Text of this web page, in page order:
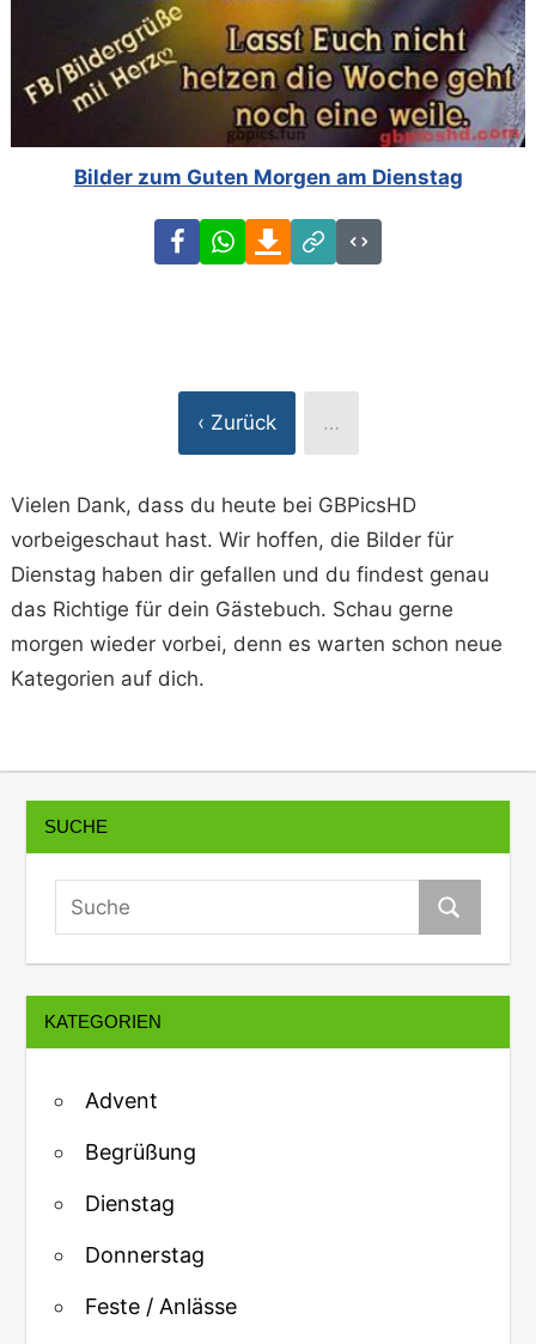
Bilder zum Guten Morgen am Dienstag
FacebookWhatsAppDownload
Link
Code
‹ Zurück …
Vielen Dank, dass du heute bei GBPicsHD
vorbeigeschaut hast. Wir hoffen, die Bilder für
Dienstag haben dir gefallen und du findest genau
das Richtige für dein Gästebuch. Schau gerne
morgen wieder vorbei, denn es warten schon neue
Kategorien auf dich.
SUCHE
KATEGORIEN
Advent
Begrüßung
Dienstag
Donnerstag
Feste / Anlässe